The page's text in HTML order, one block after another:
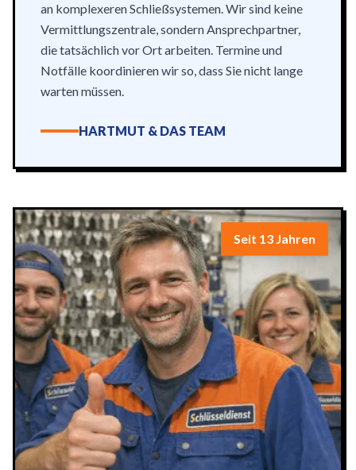
an komplexeren Schließsystemen. Wir sind keine
Vermittlungszentrale, sondern Ansprechpartner,
die tatsächlich vor Ort arbeiten. Termine und
Notfälle koordinieren wir so, dass Sie nicht lange
warten müssen.
HARTMUT & DAS TEAM
Seit 13 Jahren